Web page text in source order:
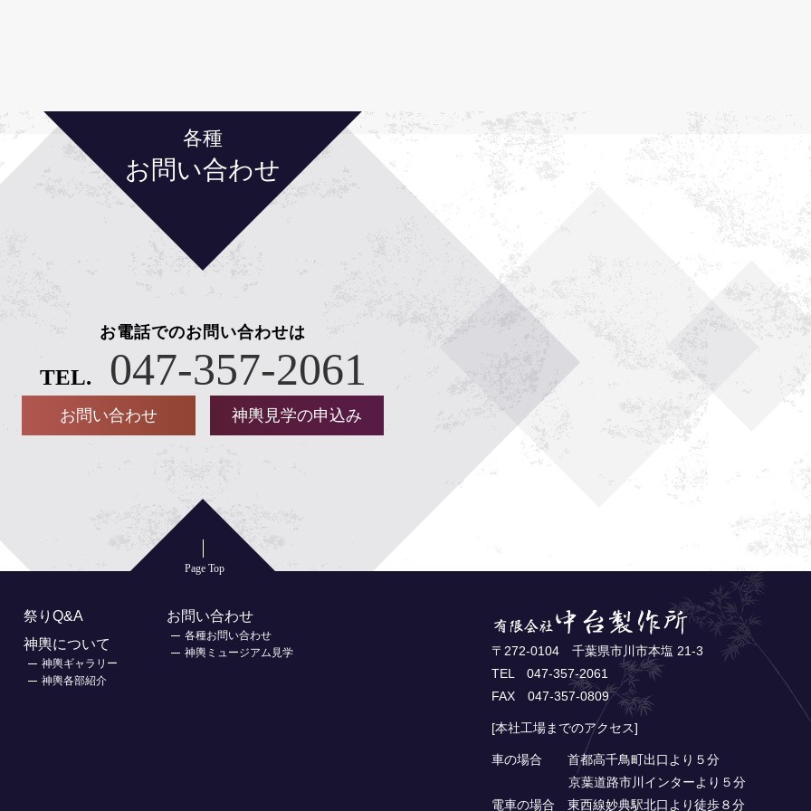
各種
お問い合わせ
お電話でのお問い合わせは
TEL. 047-357-2061
お問い合わせ 神輿見学の申込み
Page Top
〒272-0104 千葉県市川市本塩 21-3
TEL 047-357-2061
FAX 047-357-0809
[本社工場までのアクセス]
車の場合 首都高千鳥町出口より５分
京葉道路市川インターより５分
電車の場合 東西線妙典駅北口より徒歩８分
祭りQ&A
神輿について
神輿ギャラリー
神輿各部紹介
お問い合わせ
各種お問い合わせ
神輿ミュージアム見学